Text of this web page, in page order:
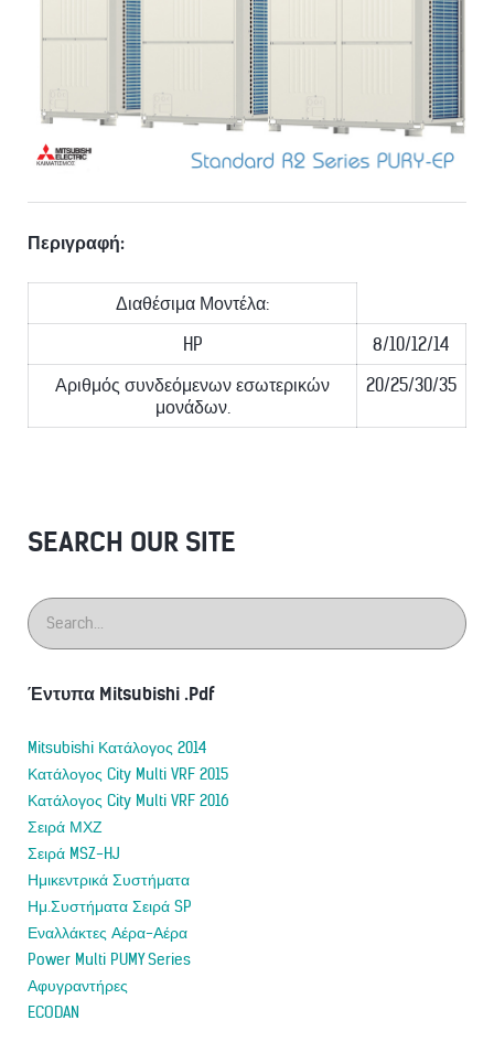
Περιγραφή:
Διαθέσιμα Μοντέλα:
HP
8/10/12/14
Αριθμός συνδεόμενων εσωτερικών
μονάδων.
20/25/30/35
SEARCH OUR SITE
Έντυπα Mitsubishi .Pdf
Mitsubishi Κατάλογος 2014
Κατάλογος City Multi VRF 2015
Κατάλογος City Multi VRF 2016
Σειρά ΜΧΖ
Σειρά MSZ-HJ
Ημικεντρικά Συστήματα
Ημ.Συστήματα Σειρά SP
Εναλλάκτες Αέρα-Αέρα
Power Multi PUMY Series
Αφυγραντήρες
ECODAN